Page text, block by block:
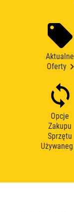
Aktualne
Oferty
Opcje
Zakupu
Sprzętu
Używaneg